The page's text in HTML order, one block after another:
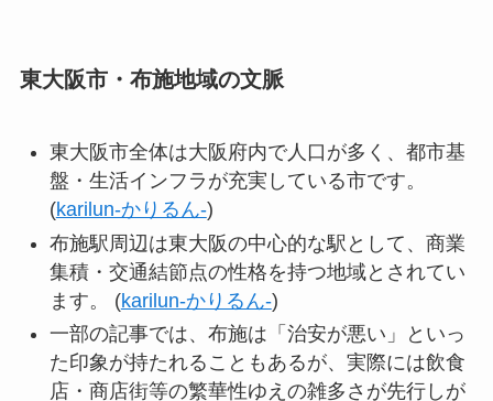
東大阪市・布施地域の文脈
東大阪市全体は大阪府内で人口が多く、都市基
盤・生活インフラが充実している市です。
(karilun-かりるん-)
布施駅周辺は東大阪の中心的な駅として、商業
集積・交通結節点の性格を持つ地域とされてい
ます。 (karilun-かりるん-)
一部の記事では、布施は「治安が悪い」といっ
た印象が持たれることもあるが、実際には飲食
店・商店街等の繁華性ゆえの雑多さが先行しが